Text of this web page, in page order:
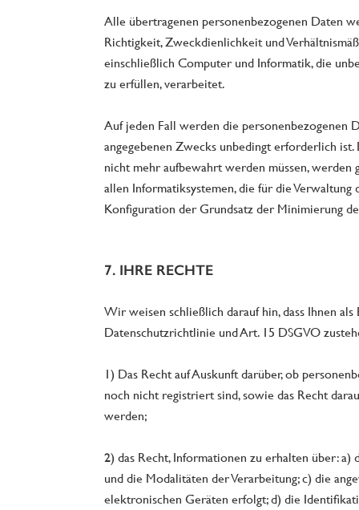
Alle übertragenen personenbezogenen Daten
Richtigkeit, Zweckdienlichkeit und
einschließlich Computer und Informatik, die
zu erfüllen, verarbeitet.
Auf jeden Fall werden die personenbezogenen
angegebenen Zwecks unbedingt erforderlich
nicht mehr aufbewahrt werden müssen,
allen Informatiksystemen, die für die
Konfiguration der Grundsatz der Minimierung
7. IHRE RECHTE
Wir weisen schließlich darauf hin, dass Ihnen
Datenschutzrichtlinie und Art. 15 DSGVO
1) Das Recht auf Auskunft darüber, ob
noch nicht registriert sind, sowie das Recht
werden;
2) das Recht, Informationen zu erhalten über:
und die Modalitäten der Verarbeitung; c) die
elektronischen Geräten erfolgt; d) die